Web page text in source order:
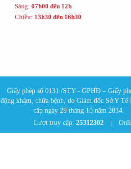
Sáng: 07h00 đến 12h
Chiều: 13h30 đến 16h30
Giấy phép số 0131 /STY - GPHĐ – Giấy
động khám, chữa bệnh, do Giám đốc Sở Y Tế
cấp ngày 29 tháng 10 năm 2014.
Lượt truy cập: 25312302